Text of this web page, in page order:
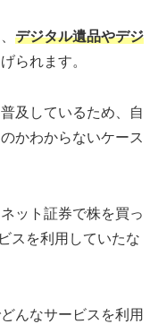
デジタル遺品やデジ
られます。
及しているため、自
かわからないケース
ット証券で株を買っ
スを利用していたな
んなサービスを利用